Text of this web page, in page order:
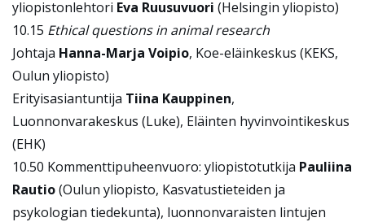
yliopistonlehtori Eva Ruusuvuori (Helsingin yliopisto)
10.15 Ethical questions in animal research
Johtaja Hanna-Marja Voipio, Koe-eläinkeskus (KEKS,
Oulun yliopisto)
Erityisasiantuntija Tiina Kauppinen,
Luonnonvarakeskus (Luke), Eläinten hyvinvointikeskus
(EHK)
10.50 Kommenttipuheenvuoro: yliopistotutkija Pauliina
Rautio(Oulun yliopisto, Kasvatustieteiden ja
psykologian tiedekunta), luonnonvaraisten lintujen